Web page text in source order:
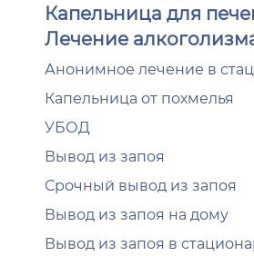
Капельница для
Лечение
Анонимное лечение в
Капельница от похмелья
УБОД
Вывод из запоя
Срочный вывод из запоя
Вывод из запоя на дому
Вывод из запоя в